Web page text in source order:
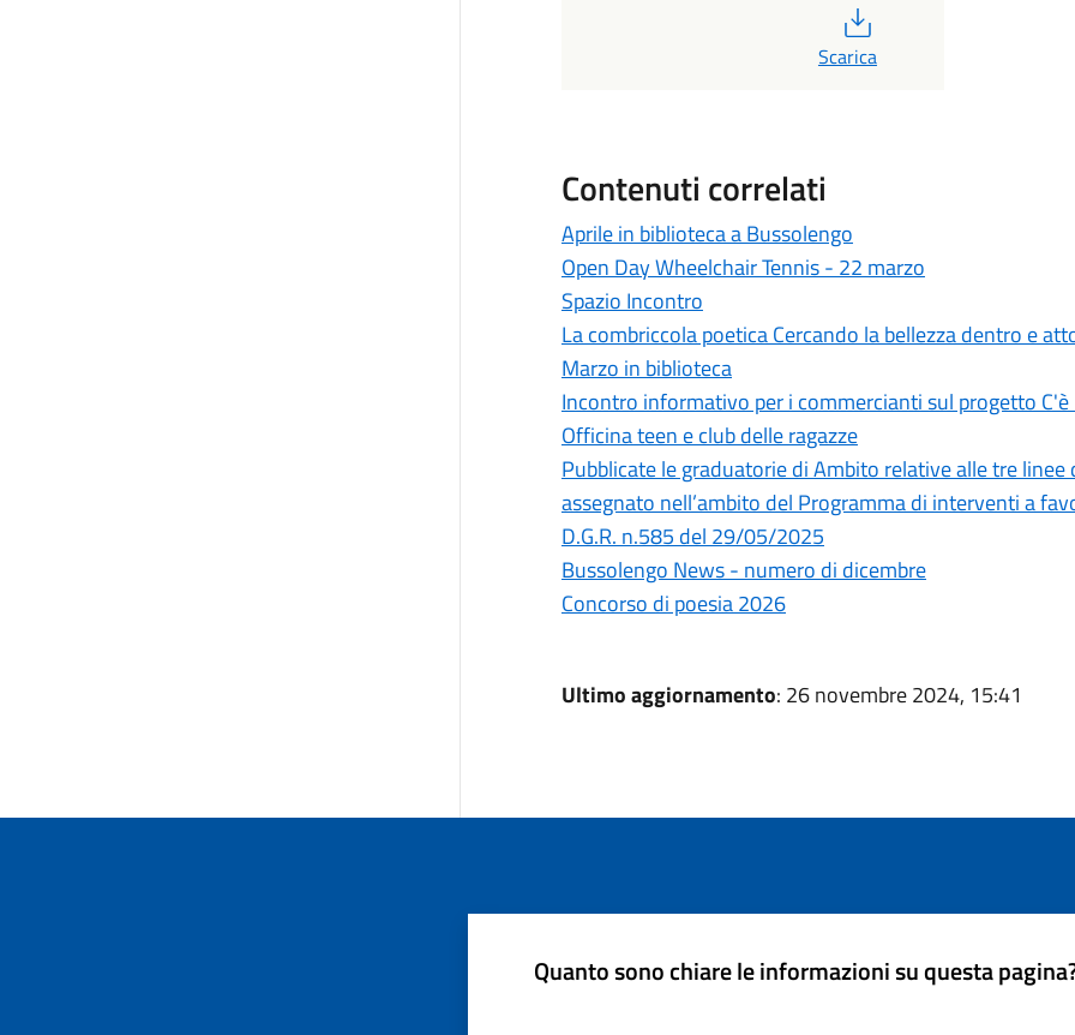
Scarica
Contenuti correlati
Aprile in biblioteca a Bussolengo
Open Day Wheelchair Tennis - 22 marzo
Spazio Incontro
La combriccola poetica Cercando la bellezza dentro e
Marzo in biblioteca
Incontro informativo per i commercianti sul progetto C'è
Officina teen e club delle ragazze
Pubblicate le graduatorie di Ambito relative alle tre
assegnato nell’ambito del Programma di interventi a
D.G.R. n.585 del 29/05/2025
Bussolengo News - numero di dicembre
Concorso di poesia 2026
Ultimo aggiornamento: 26 novembre 2024, 15:41
Quanto sono chiare le informazioni su questa